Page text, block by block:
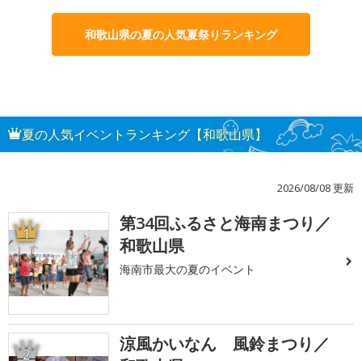
和歌山県の夏の人気夏祭りランキング
夏の人気イベントランキング【和歌山県】
2026/08/08 更新
1
第34回ふるさと海南まつり／
和歌山県
海南市最大の夏のイベント
2
涼風かいなん 風鈴まつり／